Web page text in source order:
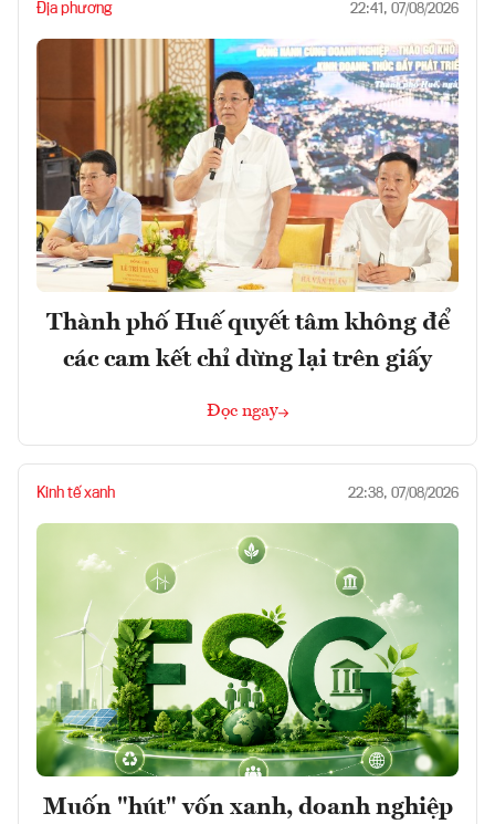
Địa phương 22:41, 07/08/2026
Thành phố Huế quyết tâm không để
các cam kết chỉ dừng lại trên giấy
Đọc ngay
Kinh tế xanh 22:38, 07/08/2026
Muốn "hút" vốn xanh, doanh nghiệp